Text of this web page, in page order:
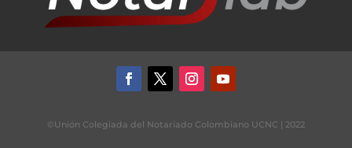
©Unión Colegiada del Notariado Colombiano UCNC | 2022